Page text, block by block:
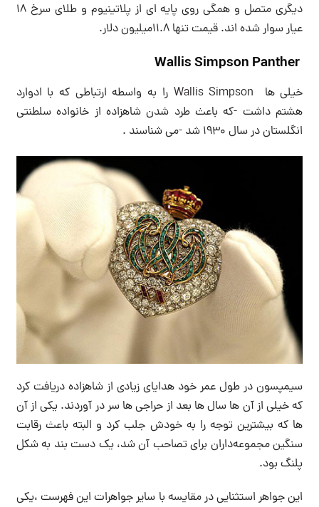
دیگری متصل و همگی روی پایه ای از پلاتینیوم و طلای سرخ ۱۸
عیار سوار شده اند. قیمت تنها 11.8میلیون دلار.
خیلی ها Wallis Simpson را به واسطه ارتباطی که با ادوارد
هشتم داشت -که باعث طرد شدن شاهزاده از خانواده سلطنتی
انگلستان در سال ۱۹۳۰ شد -می شناسند .
سیمپسون در طول عمر خود هدایای زیادی از شاهزاده دریافت کرد
که خیلی از آن ها سال ها بعد از حراجی ها سر در آوردند. یکی از آن
ها که بیشترین توجه را به خودش جلب کرد و البته باعث رقابت
سنگین مجموعه‌داران برای تصاحب آن شد، یک دست بند به شکل
پلنگ بود.
این جواهر استثنایی در مقایسه با سایر جواهرات این فهرست ،یکی